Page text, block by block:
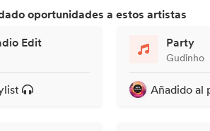
oportunidades a estos artistas
Edit Party
Gudinho
Añadido al